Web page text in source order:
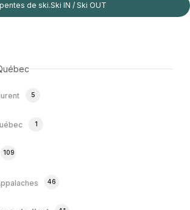
de ski.Ski IN / Ski OUT
5
1
109
46